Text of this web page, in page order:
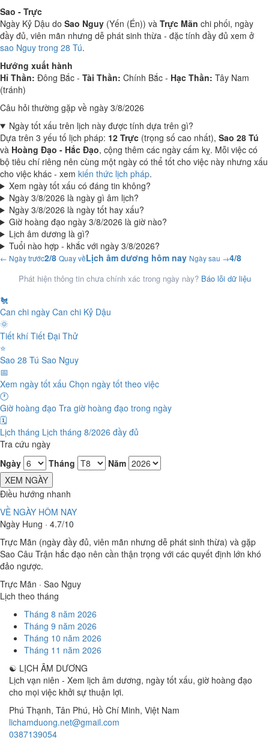
Sao - Trực
Ngày Kỷ Dậu do Sao Nguy (Yến (Én)) và Trực Mãn chi phối, ngày
đầy đủ, viên mãn nhưng dễ phát sinh thừa - đặc tính đầy đủ xem ở
sao Nguy trong 28 Tú.
Hướng xuất hành
Hỉ Thần: Đông Bắc - Tài Thần: Chính Bắc - Hạc Thần: Tây Nam
(tránh)
Câu hỏi thường gặp về ngày 3/8/2026
Ngày tốt xấu trên lịch này được tính dựa trên gì?
Dựa trên 3 yếu tố lịch pháp: 12 Trực (trọng số cao nhất), Sao 28 Tú
và Hoàng Đạo - Hắc Đạo, cộng thêm các ngày cấm kỵ. Mỗi việc có
bộ tiêu chí riêng nên cùng một ngày có thể tốt cho việc này nhưng xấu
cho việc khác - xem kiến thức lịch pháp.
Xem ngày tốt xấu có đáng tin không?
Ngày 3/8/2026 là ngày gì âm lịch?
Ngày 3/8/2026 là ngày tốt hay xấu?
Giờ hoàng đạo ngày 3/8/2026 là giờ nào?
Lịch âm dương là gì?
Tuổi nào hợp - khắc với ngày 3/8/2026?
← Ngày trước2/8 Quay vềLịch âm dương hôm nay Ngày sau →4/8
Phát hiện thông tin chưa chính xác trong ngày này? Báo lỗi dữ liệu
🐔
Can chi ngày Can chi Kỷ Dậu
🌞
Tiết khí Tiết Đại Thử
⭐
Sao 28 Tú Sao Nguy
📅
Xem ngày tốt xấu Chọn ngày tốt theo việc
🕐
Giờ hoàng đạo Tra giờ hoàng đạo trong ngày
🗓️
Lịch tháng Lịch tháng 8/2026 đầy đủ
Tra cứu ngày
Ngày
Tháng
Năm
XEM NGÀY
Điều hướng nhanh
VỀ NGÀY HÔM NAY
Ngày Hung · 4.7/10
Trực Mãn (ngày đầy đủ, viên mãn nhưng dễ phát sinh thừa) và gặp
Sao Câu Trận hắc đạo nên cần thận trọng với các quyết định lớn khó
đảo ngược.
Trực Mãn · Sao Nguy
Lịch theo tháng
Tháng 8 năm 2026
Tháng 9 năm 2026
Tháng 10 năm 2026
Tháng 11 năm 2026
☯ LỊCH ÂM DƯƠNG
Lịch vạn niên - Xem lịch âm dương, ngày tốt xấu, giờ hoàng đạo
cho mọi việc khởi sự thuận lợi.
Phú Thạnh, Tân Phú, Hồ Chí Minh, Việt Nam
lichamduong.net@gmail.com
0387139054